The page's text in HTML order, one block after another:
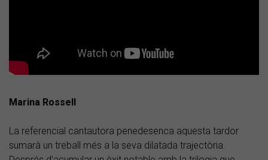
Marina Rossell
La referencial cantautora penedesenca aquesta tardor
sumarà un treball més a la seva dilatada trajectòria.